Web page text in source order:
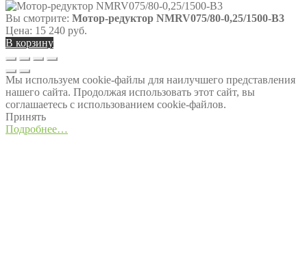
Вы смотрите: Мотор-редуктор NMRV075/80-0,25/1500-B3
Цена: 15 240 руб.
В корзину
Мы используем cookie-файлы для наилучшего представления
нашего сайта. Продолжая использовать этот сайт, вы
соглашаетесь с использованием cookie-файлов.
Принять
Подробнее…